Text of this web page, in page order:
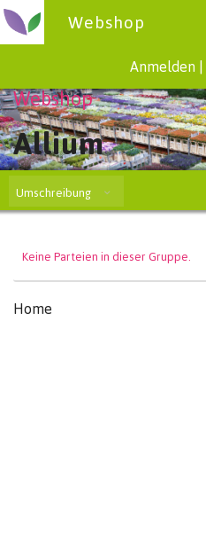
Webshop
Anmelden
Webshop
Allium
Umschreibung
Keine Parteien in dieser Gruppe.
Home